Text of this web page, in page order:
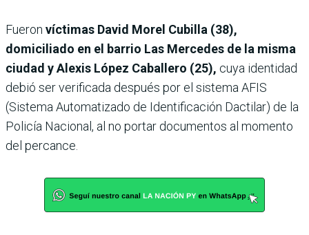
Fueron víctimas David Morel Cubilla (38),
domiciliado en el barrio Las Mercedes de la misma
ciudad y Alexis López Caballero (25), cuya identidad
debió ser verificada después por el sistema AFIS
(Sistema Automatizado de Identificación Dactilar) de la
Policía Nacional, al no portar documentos al momento
del percance.